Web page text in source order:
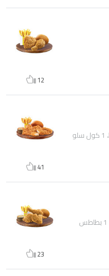
12
5 قطع كرسبي، 1 خبز، 1 بطاطس وسط، 1 كول سلو
41
3 قطع دجاج، 1 خبز، 1 كول سلو وسط، 1 بطاطس
23